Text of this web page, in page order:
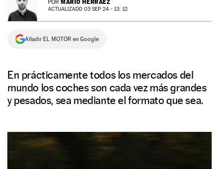
NEWSLETTER
SÍGUENOS
POR MARIO HERRÁEZ
ACTUALIZADO 03 SEP 24 - 13: 12
Añadir EL MOTOR en Google
En prácticamente todos los mercados del
mundo los coches son cada vez más grandes
y pesados, sea mediante el formato que sea.